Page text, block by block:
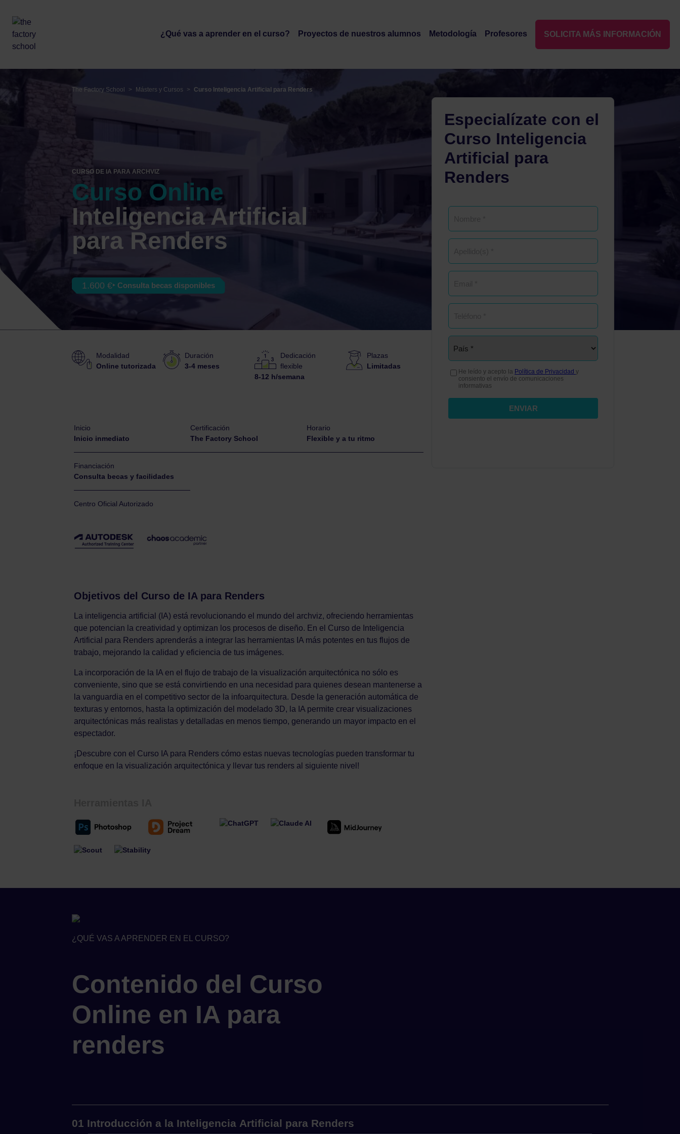
The Factory School > Másters y Cursos > Curso Inteligencia Artificial para Renders
CURSO DE IA PARA ARCHVIZ
Curso Online
Inteligencia Artificial
para Renders
1.600 €‣ Consulta becas disponibles
Especialízate con el
Curso Inteligencia
Artificial para
Renders
Modalidad
Online tutorizada
Duración
3-4 meses
Dedicación
flexible
8-12 h/semana
Plazas
Limitadas
Inicio
Inicio inmediato
Certificación
The Factory School
Horario
Flexible y a tu ritmo
Financiación
Consulta becas y facilidades
Centro Oficial Autorizado
Objetivos del Curso de IA para Renders
La inteligencia artificial (IA) está revolucionando el mundo del archviz, ofreciendo herramientas
que potencian la creatividad y optimizan los procesos de diseño. En el Curso de Inteligencia
Artificial para Renders aprenderás a integrar las herramientas IA más potentes en tus flujos de
trabajo, mejorando la calidad y eficiencia de tus imágenes.
La incorporación de la IA en el flujo de trabajo de la visualización arquitectónica no sólo es
conveniente, sino que se está convirtiendo en una necesidad para quienes desean mantenerse a
la vanguardia en el competitivo sector de la infoarquitectura. Desde la generación automática de
texturas y entornos, hasta la optimización del modelado 3D, la IA permite crear visualizaciones
arquitectónicas más realistas y detalladas en menos tiempo, generando un mayor impacto en el
espectador.
¡Descubre con el Curso IA para Renders cómo estas nuevas tecnologías pueden transformar tu
enfoque en la visualización arquitectónica y llevar tus renders al siguiente nivel!
¿qué vas a aprender en el curso? proyectos de nuestros alumnos metodología profesores SOLICITA MÁS INFORMACIÓN
¿QUÉ VAS A APRENDER EN EL CURSO?
Contenido del Curso
Online en IA para
renders
01 Introducción a la Inteligencia Artificial para Renders